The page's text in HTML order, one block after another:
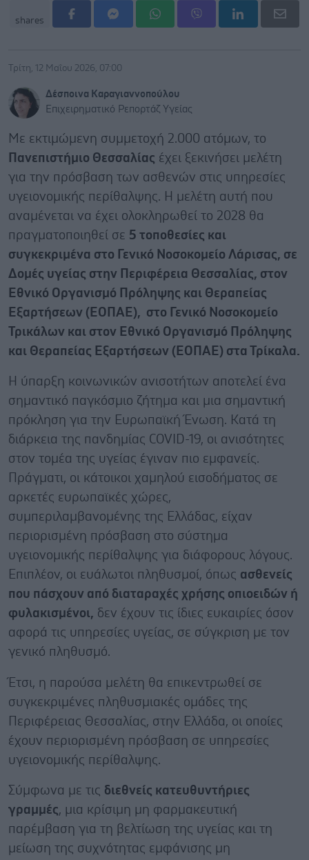
shares
Τρίτη, 12 Μαΐου 2026, 07:00
Δέσποινα Καραγιαννοπούλου
Επιχειρηματικό Ρεπορτάζ Υγείας
Με εκτιμώμενη συμμετοχή 2.000 ατόμων, το
Πανεπιστήμιο Θεσσαλίας έχει ξεκινήσει μελέτη
για την πρόσβαση των ασθενών στις υπηρεσίες
υγειονομικής περίθαλψης. Η μελέτη αυτή που
αναμένεται να έχει ολοκληρωθεί το 2028 θα
πραγματοποιηθεί σε 5 τοποθεσίες και
συγκεκριμένα στο Γενικό Νοσοκομείο Λάρισας, σε
Δομές υγείας στην Περιφέρεια Θεσσαλίας, στον
Εθνικό Οργανισμό Πρόληψης και Θεραπείας
Εξαρτήσεων (ΕΟΠΑΕ), στο Γενικό Νοσοκομείο
Τρικάλων και στον Εθνικό Οργανισμό Πρόληψης
και Θεραπείας Εξαρτήσεων (ΕΟΠΑΕ) στα Τρίκαλα.
Η ύπαρξη κοινωνικών ανισοτήτων αποτελεί ένα
σημαντικό παγκόσμιο ζήτημα και μια σημαντική
πρόκληση για την Ευρωπαϊκή Ένωση. Κατά τη
διάρκεια της πανδημίας COVID-19, οι ανισότητες
στον τομέα της υγείας έγιναν πιο εμφανείς.
Πράγματι, οι κάτοικοι χαμηλού εισοδήματος σε
αρκετές ευρωπαϊκές χώρες,
συμπεριλαμβανομένης της Ελλάδας, είχαν
περιορισμένη πρόσβαση στο σύστημα
υγειονομικής περίθαλψης για διάφορους λόγους.
Επιπλέον, οι ευάλωτοι πληθυσμοί, όπως ασθενείς
που πάσχουν από διαταραχές χρήσης οπιοειδών ή
φυλακισμένοι, δεν έχουν τις ίδιες ευκαιρίες όσον
αφορά τις υπηρεσίες υγείας, σε σύγκριση με τον
γενικό πληθυσμό.
Έτσι, η παρούσα μελέτη θα επικεντρωθεί σε
συγκεκριμένες πληθυσμιακές ομάδες της
Περιφέρειας Θεσσαλίας, στην Ελλάδα, οι οποίες
έχουν περιορισμένη πρόσβαση σε υπηρεσίες
υγειονομικής περίθαλψης.
Σύμφωνα με τις διεθνείς κατευθυντήριες
γραμμές, μια κρίσιμη μη φαρμακευτική
παρέμβαση για τη βελτίωση της υγείας και τη
μείωση της συχνότητας εμφάνισης μη